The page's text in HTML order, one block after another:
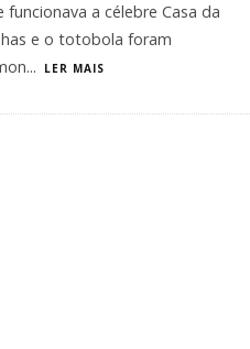
a célebre Casa da
e o totobola foram
... LER MAIS